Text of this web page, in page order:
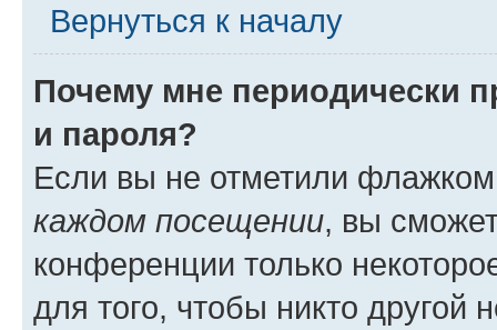
Вернуться к началу
Почему мне периодически
и пароля?
Если вы не отметили
каждом посещении, вы
конференции только
для того, чтобы никто другой